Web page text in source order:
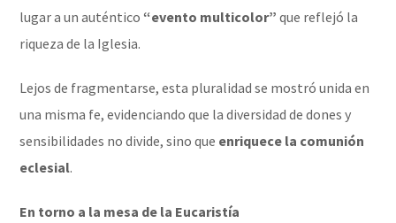
lugar a un auténtico “evento multicolor” que reflejó la
riqueza de la Iglesia.
Lejos de fragmentarse, esta pluralidad se mostró unida en
una misma fe, evidenciando que la diversidad de dones y
sensibilidades no divide, sino que enriquece la comunión
eclesial.
En torno a la mesa de la Eucaristía